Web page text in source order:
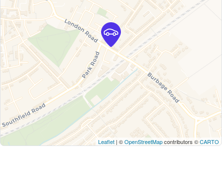
Leaflet | ©OpenStreetMapcontributors ©CARTO